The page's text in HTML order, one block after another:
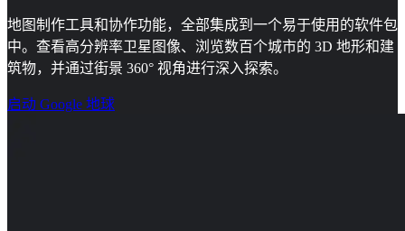
地图制作工具和协作功能，全部集成到一个易于使用的软件包
中。查看高分辨率卫星图像、浏览数百个城市的 3D 地形和建
筑物，并通过街景 360° 视角进行深入探索。
启动 Google 地球